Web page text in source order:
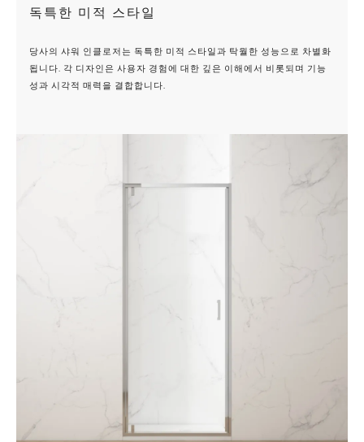
독특한 미적 스타일
당사의 샤워 인클로저는 독특한 미적 스타일과 탁월한 성능으로 차별화
됩니다. 각 디자인은 사용자 경험에 대한 깊은 이해에서 비롯되며 기능
성과 시각적 매력을 결합합니다.